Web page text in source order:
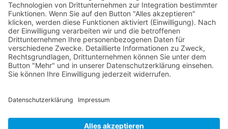
Pinterest WhatsApp Telegram
XING Email